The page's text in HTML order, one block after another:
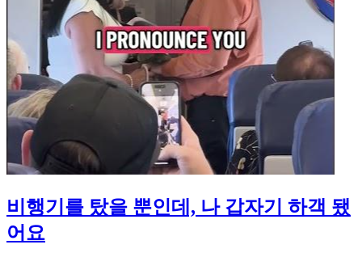
비행기를 탔을 뿐인데, 나 갑자기 하객 됐
어요